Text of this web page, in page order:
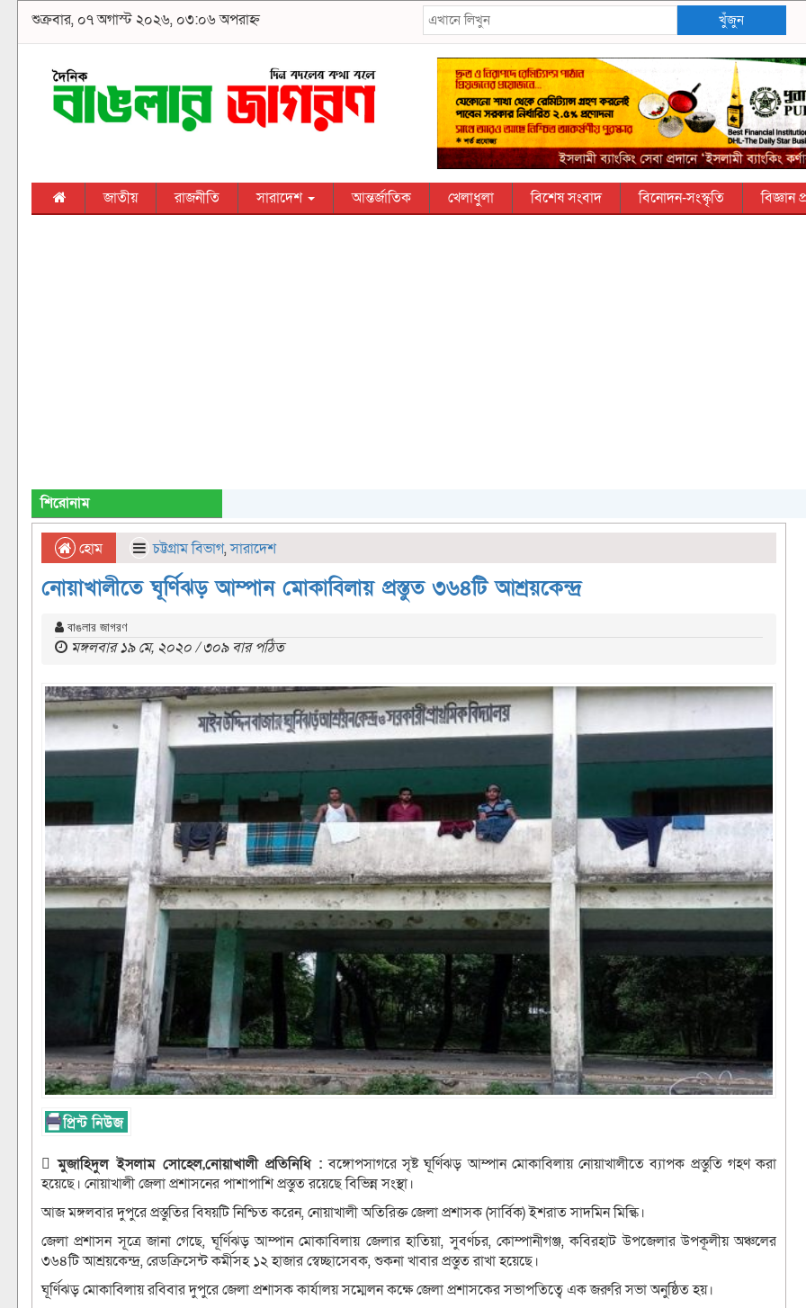
শুক্রবার, ০৭ অগাস্ট ২০২৬, ০৩:০৬ অপরাহ্ন খুঁজুন
জাতীয় রাজনীতি সারাদেশ আন্তর্জাতিক খেলাধুলা বিশেষ সংবাদ বিনোদন-সংস্কৃতি বিজ্ঞান
শিরোনাম
হোম চট্টগ্রাম বিভাগ,সারাদেশ
নোয়াখালীতে ঘূর্ণিঝড় আম্পান মোকাবিলায় প্রস্তুত ৩৬৪টি আশ্রয়কেন্দ্র
বাঙলার জাগরণ
মঙ্গলবার ১৯ মে, ২০২০ / ৩০৯ বার পঠিত
 মুজাহিদুল ইসলাম সোহেল,নোয়াখালী প্রতিনিধি : বঙ্গোপসাগরে সৃষ্ট ঘূর্ণিঝড় আম্পান মোকাবিলায় নোয়াখালীতে ব্যাপক প্রস্তুতি গহণ করা
হয়েছে। নোয়াখালী জেলা প্রশাসনের পাশাপাশি প্রস্তুত রয়েছে বিভিন্ন সংস্থা।
আজ মঙ্গলবার দুপুরে প্রস্তুতির বিষয়টি নিশ্চিত করেন, নোয়াখালী অতিরিক্ত জেলা প্রশাসক (সার্বিক) ইশরাত সাদমিন মিল্কি।
জেলা প্রশাসন সূত্রে জানা গেছে, ঘূর্ণিঝড় আম্পান মোকাবিলায় জেলার হাতিয়া, সুবর্ণচর, কোম্পানীগঞ্জ, কবিরহাট উপজেলার উপকূলীয় অঞ্চলের
৩৬৪টি আশ্রয়কেন্দ্র, রেডক্রিসেন্ট কর্মীসহ ১২ হাজার স্বেচ্ছাসেবক, শুকনা খাবার প্রস্তুত রাখা হয়েছে।
ঘূর্ণিঝড় মোকাবিলায় রবিবার দুপুরে জেলা প্রশাসক কার্যালয় সম্মেলন কক্ষে জেলা প্রশাসকের সভাপতিত্বে এক জরুরি সভা অনুষ্ঠিত হয়।